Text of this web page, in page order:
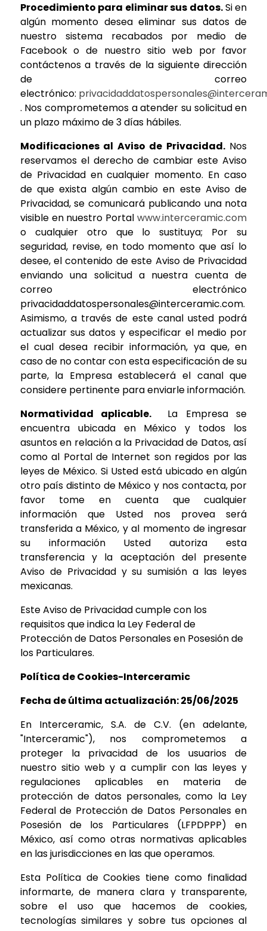
Procedimiento para eliminar sus datos.Si en
algún momento desea eliminar sus datos de
nuestro sistema recabados por medio de
Facebook o de nuestro sitio web por favor
contáctenos a través de la siguiente dirección
de correo
electrónico:
. Nos comprometemos a atender su solicitud en
un plazo máximo de 3 días hábiles.
Modificaciones al Aviso de Privacidad. Nos
reservamos el derecho de cambiar este Aviso
de Privacidad en cualquier momento. En caso
de que exista algún cambio en este Aviso de
Privacidad, se comunicará publicando una nota
visible en nuestro Portalwww.interceramic.com
o cualquier otro que lo sustituya; Por su
seguridad, revise, en todo momento que así lo
desee, el contenido de este Aviso de Privacidad
enviando una solicitud a nuestra cuenta de
correo electrónico
privacidaddatospersonales@interceramic.com.
Asimismo, a través de este canal usted podrá
actualizar sus datos y especificar el medio por
el cual desea recibir información, ya que, en
caso de no contar con esta especificación de su
parte, la Empresa establecerá el canal que
considere pertinente para enviarle información.
Normatividad aplicable. La Empresa se
encuentra ubicada en México y todos los
asuntos en relación a la Privacidad de Datos, así
como al Portal de Internet son regidos por las
leyes de México. Si Usted está ubicado en algún
otro país distinto de México y nos contacta, por
favor tome en cuenta que cualquier
información que Usted nos provea será
transferida a México, y al momento de ingresar
su información Usted autoriza esta
transferencia y la aceptación del presente
Aviso de Privacidad y su sumisión a las leyes
mexicanas.
Este Aviso de Privacidad cumple con los
requisitos que indica la Ley Federal de
Protección de Datos Personales en Posesión de
los Particulares.
Política de Cookies-Interceramic
Fecha de última actualización: 25/06/2025
En Interceramic, S.A. de C.V. (en adelante,
"Interceramic"), nos comprometemos a
proteger la privacidad de los usuarios de
nuestro sitio web y a cumplir con las leyes y
regulaciones aplicables en materia de
protección de datos personales, como la Ley
Federal de Protección de Datos Personales en
Posesión de los Particulares (LFPDPPP) en
México, así como otras normativas aplicables
en las jurisdicciones en las que operamos.
Esta Política de Cookies tiene como finalidad
informarte, de manera clara y transparente,
sobre el uso que hacemos de cookies,
tecnologías similares y sobre tus opciones al